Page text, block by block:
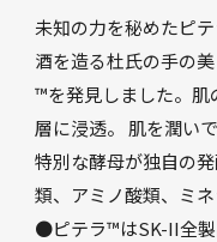
未知の力を秘めたピ
酒を造る杜氏の手の
™を発見しました。肌
層に浸透。 肌を潤い
特別な酵母が独自の
類、アミノ酸類、ミ
●ピテラ™はSK-II全